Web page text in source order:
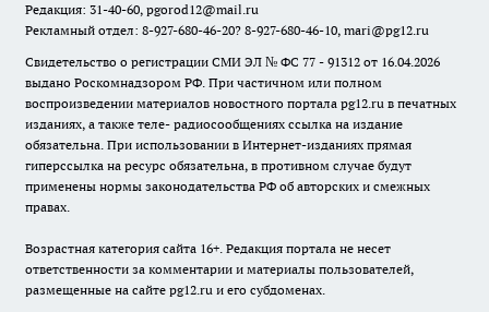
Редакция: 31-40-60, pgorod12@mail.ru
Рекламный отдел: 8-927-680-46-20? 8-927-680-46-10, mari@pg12.ru
Свидетельство о регистрации СМИ ЭЛ № ФС 77 - 91312 от 16.04.2026
выдано Роскомнадзором РФ. При частичном или полном
воспроизведении материалов новостного портала pg12.ru в печатных
изданиях, а также теле- радиосообщениях ссылка на издание
обязательна. При использовании в Интернет-изданиях прямая
гиперссылка на ресурс обязательна, в противном случае будут
применены нормы законодательства РФ об авторских и смежных
правах.
Возрастная категория сайта 16+. Редакция портала не несет
ответственности за комментарии и материалы пользователей,
размещенные на сайте pg12.ru и его субдоменах.